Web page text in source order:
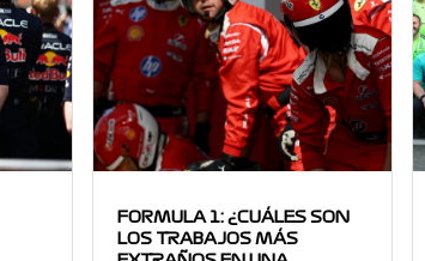
FORMULA 1: ¿CUÁLES SON
LOS TRABAJOS MÁS